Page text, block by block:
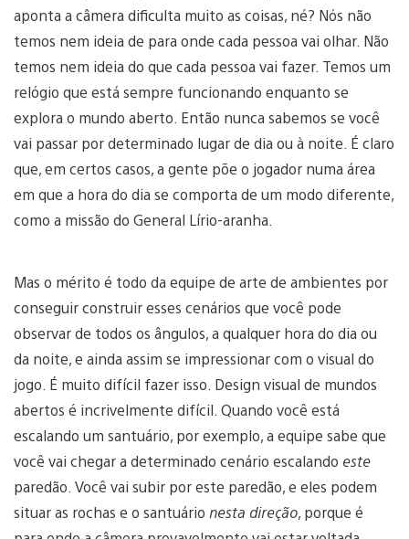
aponta a câmera dificulta muito as coisas, né? Nós não
temos nem ideia de para onde cada pessoa vai olhar. Não
temos nem ideia do que cada pessoa vai fazer. Temos um
relógio que está sempre funcionando enquanto se
explora o mundo aberto. Então nunca sabemos se você
vai passar por determinado lugar de dia ou à noite. É claro
que, em certos casos, a gente põe o jogador numa área
em que a hora do dia se comporta de um modo diferente,
como a missão do General Lírio-aranha.
Mas o mérito é todo da equipe de arte de ambientes por
conseguir construir esses cenários que você pode
observar de todos os ângulos, a qualquer hora do dia ou
da noite, e ainda assim se impressionar com o visual do
jogo. É muito difícil fazer isso. Design visual de mundos
abertos é incrivelmente difícil. Quando você está
escalando um santuário, por exemplo, a equipe sabe que
você vai chegar a determinado cenário escalando este
paredão. Você vai subir por este paredão, e eles podem
situar as rochas e o santuário nesta direção, porque é